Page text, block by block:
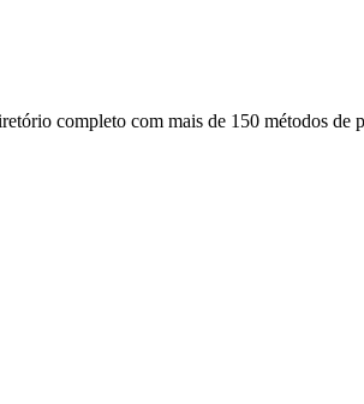
completo com mais de 150 métodos de